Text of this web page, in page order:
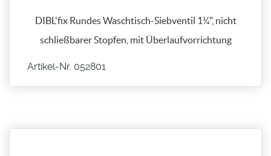
DIBL'fix Rundes Waschtisch-Siebventil 1¼", nicht
schließbarer Stopfen, mit Überlaufvorrichtung
Artikel-Nr. 052801